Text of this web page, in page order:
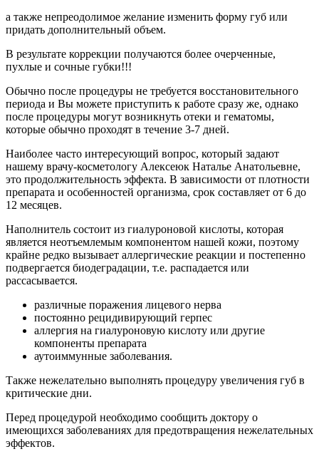
а также непреодолимое желание изменить форму губ или
придать дополнительный объем.
В результате коррекции получаются более очерченные,
пухлые и сочные губки!!!
Обычно после процедуры не требуется восстановительного
периода и Вы можете приступить к работе сразу же, однако
после процедуры могут возникнуть отеки и гематомы,
которые обычно проходят в течение 3-7 дней.
Наиболее часто интересующий вопрос, который задают
нашему врачу-косметологу Алексеюк Наталье Анатольевне,
это продолжительность эффекта. В зависимости от плотности
препарата и особенностей организма, срок составляет от 6 до
12 месяцев.
Наполнитель состоит из гиалуроновой кислоты, которая
является неотъемлемым компонентом нашей кожи, поэтому
крайне редко вызывает аллергические реакции и постепенно
подвергается биодеградации, т.е. распадается или
рассасывается.
различные поражения лицевого нерва
постоянно рецидивирующий герпес
аллергия на гиалуроновую кислоту или другие
компоненты препарата
аутоиммунные заболевания.
Также нежелательно выполнять процедуру увеличения губ в
критические дни.
Перед процедурой необходимо сообщить доктору о
имеющихся заболеваниях для предотвращения нежелательных
эффектов.